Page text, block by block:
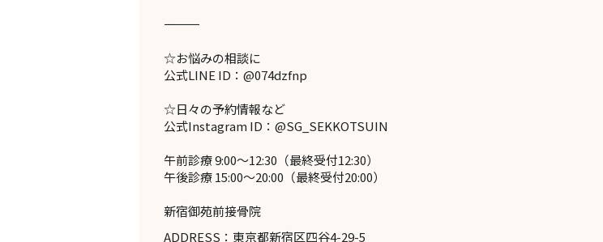
―――――――――――――
☆お悩みの相談に
公式LINE ID：@074dzfnp
☆日々の予約情報など
公式Instagram ID：@SG_SEKKOTSUIN
午前診療 9:00～12:30（最終受付12:30）
午後診療 15:00～20:00（最終受付20:00）
新宿御苑前接骨院
ADDRESS：東京都新宿区四谷4-29-5